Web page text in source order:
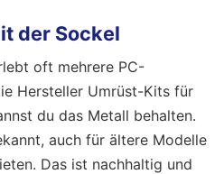
der Sockel
oft mehrere PC-
Hersteller Umrüst-Kits für
du das Metall behalten.
auch für ältere Modelle
Das ist nachhaltig und